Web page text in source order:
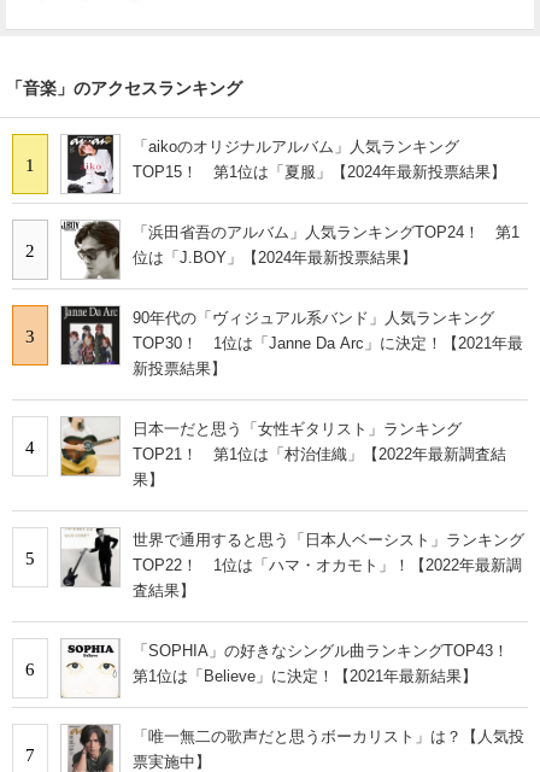
「音楽」のアクセスランキング
1
「aikoのオリジナルアルバム」人気ランキング
TOP15！ 第1位は「夏服」【2024年最新投票結果】
2
「浜田省吾のアルバム」人気ランキングTOP24！ 第1
位は「J.BOY」【2024年最新投票結果】
3
90年代の「ヴィジュアル系バンド」人気ランキング
TOP30！ 1位は「Janne Da Arc」に決定！【2021年最
新投票結果】
4
日本一だと思う「女性ギタリスト」ランキング
TOP21！ 第1位は「村治佳織」【2022年最新調査結
果】
5
世界で通用すると思う「日本人ベーシスト」ランキング
TOP22！ 1位は「ハマ・オカモト」！【2022年最新調
査結果】
6
「SOPHIA」の好きなシングル曲ランキングTOP43！
第1位は「Believe」に決定！【2021年最新結果】
7
「唯一無二の歌声だと思うボーカリスト」は？【人気投
票実施中】